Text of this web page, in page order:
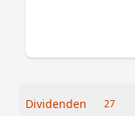
Dividenden 27